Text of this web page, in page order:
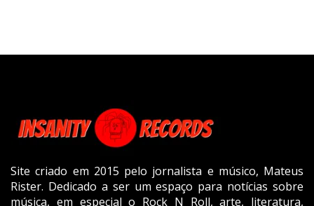
Site criado em 2015 pelo jornalista e músico, Mateus
Rister. Dedicado a ser um espaço para notícias sobre
música, em especial o Rock N Roll, arte, literatura,